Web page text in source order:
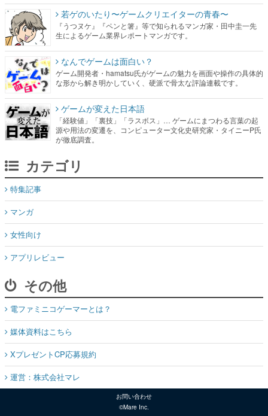
若ゲのいたり〜ゲームクリエイターの青春〜
『うつヌケ』『ペンと箸』等で知られるマンガ家・田中圭一先
生によるゲーム業界レポートマンガです。
なんでゲームは面白い？
ゲーム開発者・hamatsu氏がゲームの魅力を画面や操作の具体的
な形から解き明かしていく、硬派で骨太な評論連載です。
ゲームが変えた日本語
「経験値」「裏技」「ラスボス」… ゲームにまつわる言葉の起
源や用法の変遷を、コンピューター文化史研究家・タイニーP氏
が徹底調査。
カテゴリ
特集記事
マンガ
女性向け
アプリレビュー
その他
電ファミニコゲーマーとは？
媒体資料はこちら
XプレゼントCP応募規約
運営：株式会社マレ
お問い合わせ
©Mare Inc.